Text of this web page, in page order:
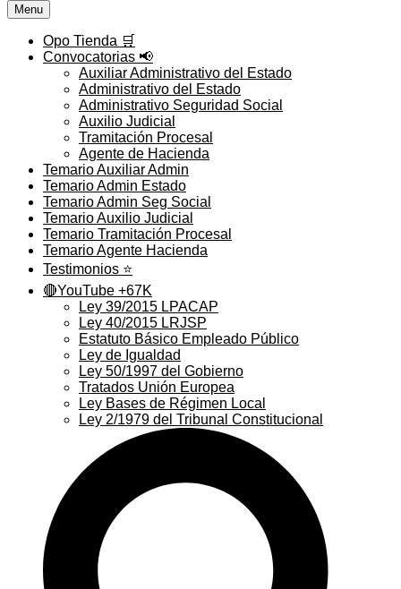
Menu
Opo Tienda 🛒
Convocatorias 📢
Auxiliar Administrativo del Estado
Administrativo del Estado
Administrativo Seguridad Social
Auxilio Judicial
Tramitación Procesal
Agente de Hacienda
Temario Auxiliar Admin
Temario Admin Estado
Temario Admin Seg Social
Temario Auxilio Judicial
Temario Tramitación Procesal
Temario Agente Hacienda
Testimonios ⭐️
🔴YouTube +67K
Ley 39/2015 LPACAP
Ley 40/2015 LRJSP
Estatuto Básico Empleado Público
Ley de Igualdad
Ley 50/1997 del Gobierno
Tratados Unión Europea
Ley Bases de Régimen Local
Ley 2/1979 del Tribunal Constitucional